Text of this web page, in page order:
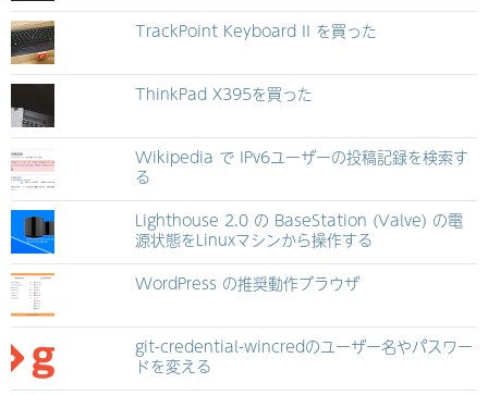
TrackPoint Keyboard II を買った
ThinkPad X395を買った
Wikipedia で IPv6ユーザーの投稿記録を検索す
る
Lighthouse 2.0 の BaseStation (Valve) の電
源状態をLinuxマシンから操作する
WordPress の推奨動作ブラウザ
git-credential-wincredのユーザー名やパスワー
ドを変える